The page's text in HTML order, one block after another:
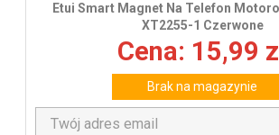
Etui Smart Magnet Na Telefon
XT2255-1 Czerwone
Cena: 15,99
Brak na magazynie